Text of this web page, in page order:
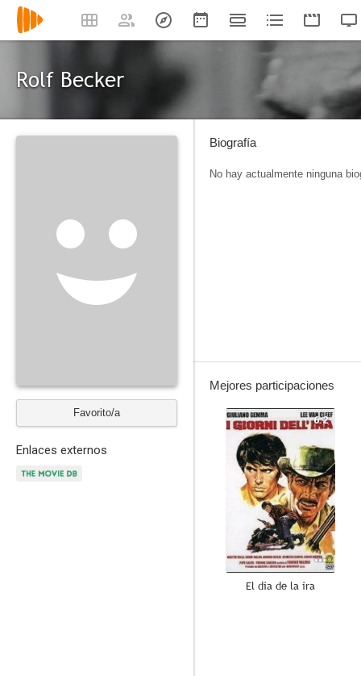
Rolf Becker
Favorito/a
Enlaces externos
Biografía
No hay actualmente ninguna
Mejores participaciones
6.2
El día de la ira